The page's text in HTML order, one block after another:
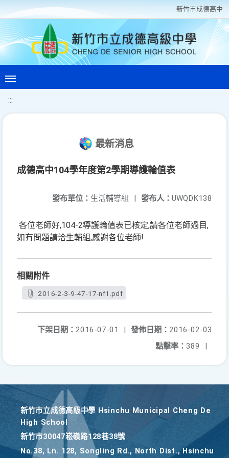
新竹巿成德高中
:::
最新消息
成德高中104學年度第2學期導護輪值表
發布人： UWQDK138
發布單位： 生活輔導組 |
各位老師好,104-2導護輪值表已核定,請各位老師過目,
如有問題請洽生輔組,感謝各位老師!
相關附件
2016-2-3-9-47-17-nf1.pdf
發佈日期： 2016-02-03
下架日期： 2016-07-01
|
點擊率： 389 |
新竹巿立成德高級中學 Hsinchu Municipal Cheng De
High School
新竹巿30047崧嶺路128巷38號
No.38, Ln. 128, Songling Rd., North Dist., Hsinchu